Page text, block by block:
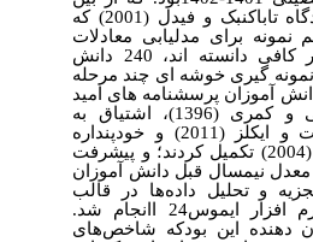
آنها با توجه به دیدگاه تاباکنبک و فیدل (2001) که
برای مدلیابی معادلات
ساختاری را200نفر کافی دانسته اند، 240 دانش
گیری خوشه ای چند مرحله
آموزان پرسشنامه های امید
به تحصیل خرمایی و کمری (1396)، اشتیاق به
مدرسه وانگ، ویلت و ایکلز (2011) و خودپنداره
تحصیلی سین چن (2004) تکمیل کردند؛ و پیشرفت
نیمسال قبل دانش آموزان
و تحلیل داده‌ها در قالب
اانجام شد.
دهنده این بودکه شاخص‌های